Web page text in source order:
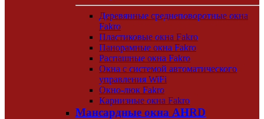
Деревянные среднеповоротные окна
Fakro
Пластиковые окна Fakro
Панорамные окна Fakro
Распашные окна Fakro
Окна с системой автоматического
управления WiFi
Окно-люк Fakro
Карнизные окна Fakro
Мансардные окна AHRD